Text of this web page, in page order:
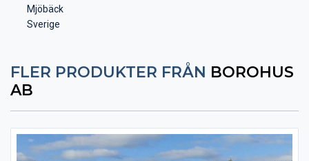
Mjöbäck
Sverige
FLER PRODUKTER FRÅN BOROHUS
AB